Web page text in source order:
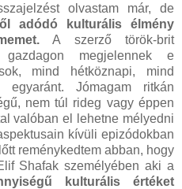
olvastam már, de
adódó kulturális élmény
A szerző török-brit
gazdagon megjelennek e
mind hétköznapi, mind
egyaránt. Jómagam ritkán
nem túl rideg vagy éppen
valóban el lehetne mélyedni
kívüli epizódokban
reménykedtem abban, hogy
Shafak személyében aki a
kulturális értéket